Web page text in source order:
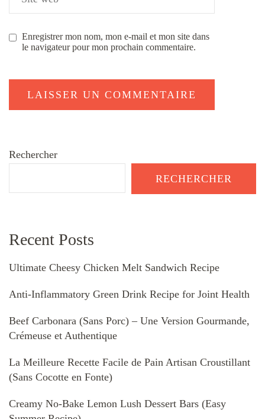
Enregistrer mon nom, mon e-mail et mon site dans
le navigateur pour mon prochain commentaire.
Rechercher
RECHERCHER
Recent Posts
Ultimate Cheesy Chicken Melt Sandwich Recipe
Anti-Inflammatory Green Drink Recipe for Joint Health
Beef Carbonara (Sans Porc) – Une Version Gourmande,
Crémeuse et Authentique
La Meilleure Recette Facile de Pain Artisan Croustillant
(Sans Cocotte en Fonte)
Creamy No-Bake Lemon Lush Dessert Bars (Easy